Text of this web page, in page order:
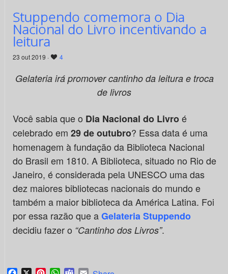
Stuppendo comemora o Dia
Nacional do Livro incentivando a
leitura
23 out 2019 · 4
Gelateria irá promover cantinho da leitura e troca
de livros
Você sabia que o Dia Nacional do Livroé
celebrado em 29 de outubro? Essa data é uma
homenagem à fundação da Biblioteca Nacional
do Brasil em 1810. A Biblioteca, situado no Rio de
Janeiro, é considerada pela UNESCO uma das
dez maiores bibliotecas nacionais do mundo e
também a maior biblioteca da América Latina. Foi
por essa razão que aGelateria Stuppendo
decidiu fazer o “Cantinho dos Livros”.